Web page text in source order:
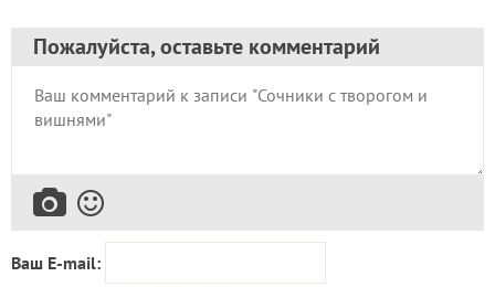
Пожалуйста, оставьте комментарий
Ваш E-mail: